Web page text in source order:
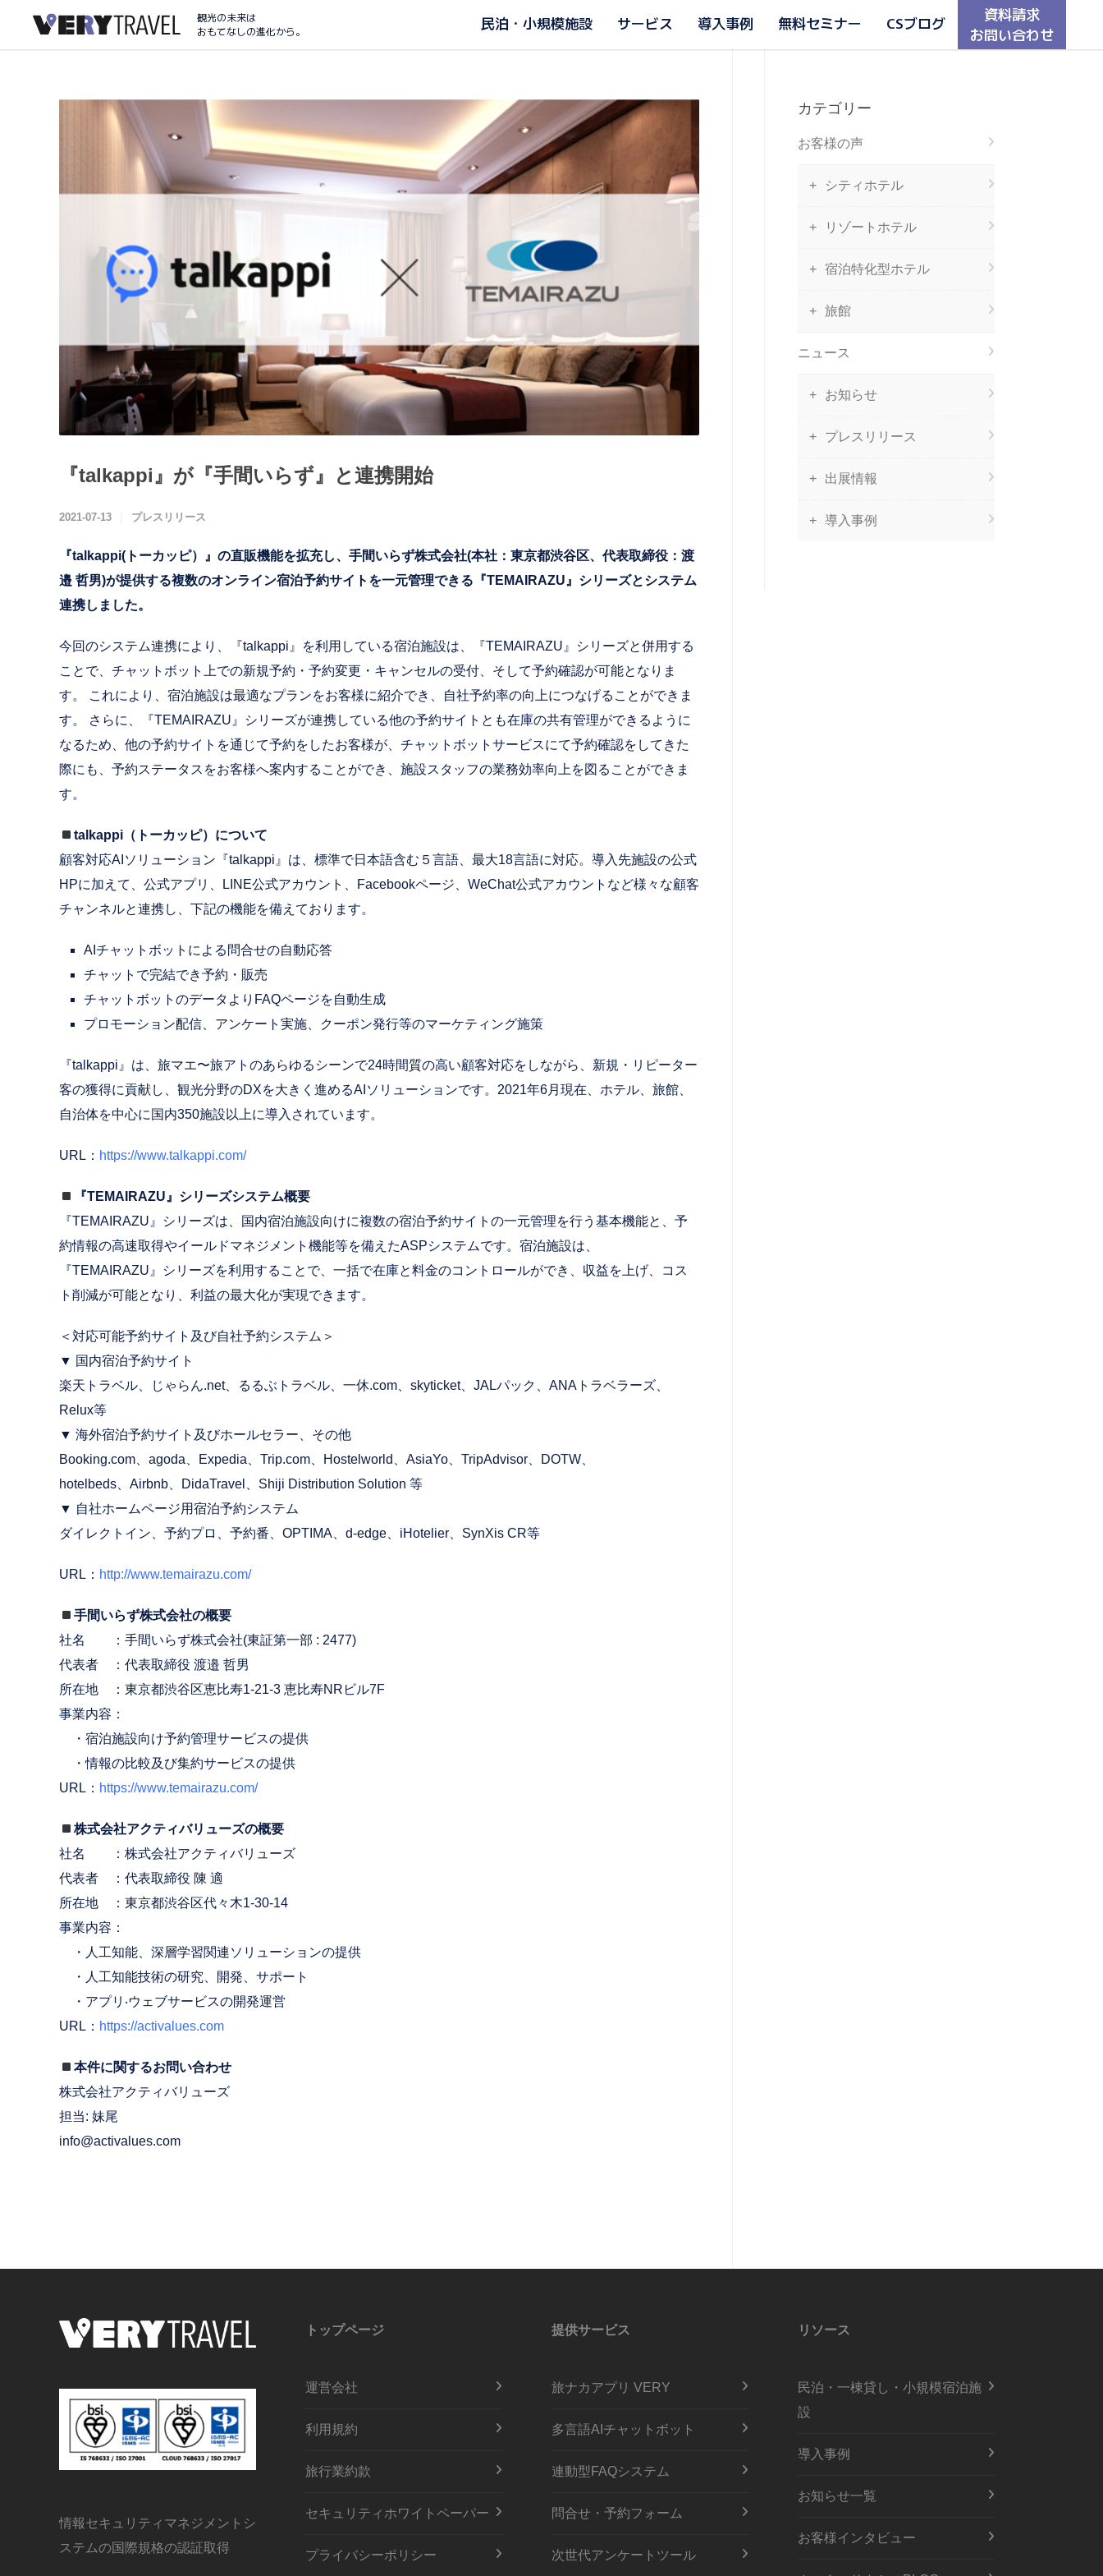
観光の未来は
おもてなしの進化から。
民泊・小規模施設 サービス 導入事例 無料セミナー CSブログ
資料請求
お問い合わせ
『talkappi』が『手間いらず』と連携開始
2021-07-13 プレスリリース
『talkappi(トーカッピ）』の直販機能を拡充し、手間いらず株式会社(本社：東京都渋谷区、代表取締役：渡
邉 哲男)が提供する複数のオンライン宿泊予約サイトを一元管理できる『TEMAIRAZU』シリーズとシステム
連携しました。
今回のシステム連携により、『talkappi』を利用している宿泊施設は、『TEMAIRAZU』シリーズと併用する
ことで、チャットボット上での新規予約・予約変更・キャンセルの受付、そして予約確認が可能となりま
す。 これにより、宿泊施設は最適なプランをお客様に紹介でき、自社予約率の向上につなげることができま
す。 さらに、『TEMAIRAZU』シリーズが連携している他の予約サイトとも在庫の共有管理ができるように
なるため、他の予約サイトを通じて予約をしたお客様が、チャットボットサービスにて予約確認をしてきた
際にも、予約ステータスをお客様へ案内することができ、施設スタッフの業務効率向上を図ることができま
す。
talkappi（トーカッピ）について
顧客対応AIソリューション『talkappi』は、標準で日本語含む５言語、最大18言語に対応。導入先施設の公式
HPに加えて、公式アプリ、LINE公式アカウント、Facebookページ、WeChat公式アカウントなど様々な顧客
チャンネルと連携し、下記の機能を備えております。
AIチャットボットによる問合せの自動応答
チャットで完結でき予約・販売
チャットボットのデータよりFAQページを自動生成
プロモーション配信、アンケート実施、クーポン発行等のマーケティング施策
『talkappi』は、旅マエ〜旅アトのあらゆるシーンで24時間質の高い顧客対応をしながら、新規・リピーター
客の獲得に貢献し、観光分野のDXを大きく進めるAIソリューションです。2021年6月現在、ホテル、旅館、
自治体を中心に国内350施設以上に導入されています。
URL： https://www.talkappi.com/
『TEMAIRAZU』シリーズシステム概要
『TEMAIRAZU』シリーズは、国内宿泊施設向けに複数の宿泊予約サイトの一元管理を行う基本機能と、予
約情報の高速取得やイールドマネジメント機能等を備えたASPシステムです。宿泊施設は、
『TEMAIRAZU』シリーズを利用することで、一括で在庫と料金のコントロールができ、収益を上げ、コス
ト削減が可能となり、利益の最大化が実現できます。
＜対応可能予約サイト及び自社予約システム＞
▼ 国内宿泊予約サイト
楽天トラベル、じゃらん.net、るるぶトラベル、一休.com、skyticket、JALパック、ANAトラベラーズ、
Relux等
▼ 海外宿泊予約サイト及びホールセラー、その他
Booking.com、agoda、Expedia、Trip.com、Hostelworld、AsiaYo、TripAdvisor、DOTW、
hotelbeds、Airbnb、DidaTravel、Shiji Distribution Solution 等
▼ 自社ホームページ用宿泊予約システム
ダイレクトイン、予約プロ、予約番、OPTIMA、d-edge、iHotelier、SynXis CR等
URL： http://www.temairazu.com/
手間いらず株式会社の概要
社名 ：手間いらず株式会社(東証第一部 : 2477)
代表者 ：代表取締役 渡邉 哲男
所在地 ：東京都渋谷区恵比寿1-21-3 恵比寿NRビル7F
事業内容：
・宿泊施設向け予約管理サービスの提供
・情報の比較及び集約サービスの提供
URL： https://www.temairazu.com/
株式会社アクティバリューズの概要
社名 ：株式会社アクティバリューズ
代表者 ：代表取締役 陳 適
所在地 ：東京都渋谷区代々木1-30-14
事業内容：
・⼈⼯知能、深層学習関連ソリューションの提供
・⼈⼯知能技術の研究、開発、サポート
・アプリ‧ウェブサービスの開発運営
URL： https://activalues.com
本件に関するお問い合わせ
株式会社アクティバリューズ
担当: 妹尾
info@activalues.com
カテゴリー
お客様の声
シティホテル
リゾートホテル
宿泊特化型ホテル
旅館
ニュース
お知らせ
プレスリリース
出展情報
導入事例
情報セキュリティマネジメントシ
ステムの国際規格の認証取得
トップページ
運営会社
利用規約
旅行業約款
セキュリティホワイトペーパー
プライバシーポリシー
提供サービス
旅ナカアプリ VERY
多言語AIチャットボット
連動型FAQシステム
問合せ・予約フォーム
次世代アンケートツール
リソース
民泊・一棟貸し・小規模宿泊施
設
導入事例
お知らせ一覧
お客様インタビュー